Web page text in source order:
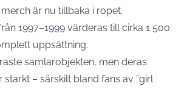
är nu tillbaka i ropet.
1997–1999 värderas till cirka 1 500
uppsättning.
samlarobjekten, men deras
starkt – särskilt bland fans av ”girl